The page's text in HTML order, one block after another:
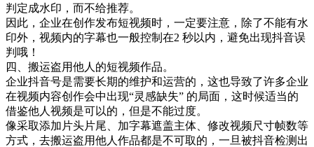
判定成水印，而不给推荐。
因此，企业在创作发布短视频时，一定要注意，除了不能有水
印外，视频内的字幕也一般控制在2 秒以内，避免出现抖音误
判哦！
四、搬运盗用他人的短视频作品。
企业抖音号是需要长期的维护和运营的，这也导致了许多企业
在视频内容创作会中出现“灵感缺失” 的局面，这时候适当的
借鉴他人视频是可以的，但是不能过度。
像采取添加片头片尾、加字幕遮盖主体、修改视频尺寸帧数等
方式，去搬运盗用他人作品都是不可取的，一旦被抖音检测出